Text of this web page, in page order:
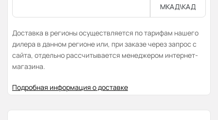
МКАД\КАД
Доставка в регионы осуществляется по тарифам нашего
дилера в данном регионе или, при заказе через запрос с
сайта, отдельно рассчитывается менеджером интернет-
магазина.
Подробная информация о доставке